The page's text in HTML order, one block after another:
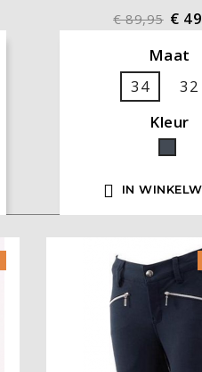
€ 89,95 €
Maat
34
32
Kleur
 IN